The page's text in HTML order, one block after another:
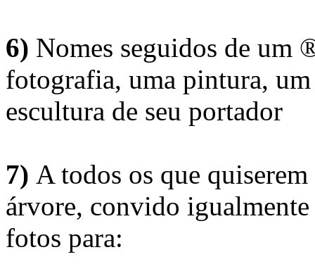
6) Nomes seguidos de um
fotografia, uma pintura,
escultura de seu portador
7) A todos os que
árvore, convido
fotos para: